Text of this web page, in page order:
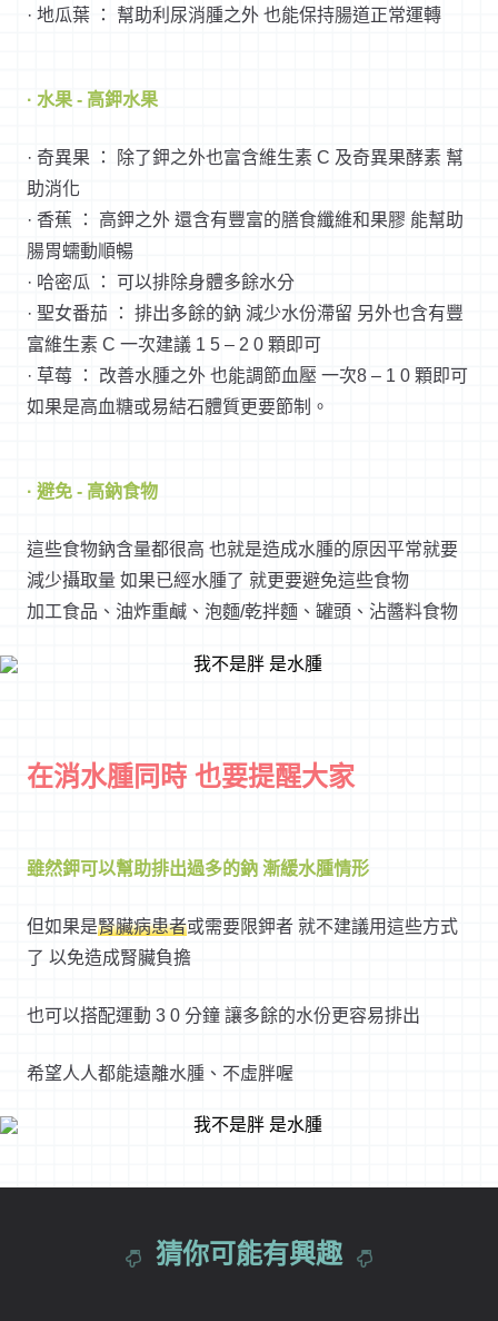
· 地瓜葉 ： 幫助利尿消腫之外 也能保持腸道正常運轉
· 水果 - 高鉀水果
· 奇異果 ： 除了鉀之外也富含維生素 C 及奇異果酵素 幫
助消化
· 香蕉 ： 高鉀之外 還含有豐富的膳食纖維和果膠 能幫助
腸胃蠕動順暢
· 哈密瓜 ： 可以排除身體多餘水分
· 聖女番茄 ： 排出多餘的鈉 減少水份滯留 另外也含有豐
富維生素 C 一次建議 1 5 – 2 0 顆即可
· 草莓 ： 改善水腫之外 也能調節血壓 一次8 – 1 0 顆即可
如果是高血糖或易結石體質更要節制。
· 避免 - 高鈉食物
這些食物鈉含量都很高 也就是造成水腫的原因平常就要
減少攝取量 如果已經水腫了 就更要避免這些食物
加工食品、油炸重鹹、泡麵/乾拌麵、罐頭、沾醬料食物
在消水腫同時 也要提醒大家
雖然鉀可以幫助排出過多的鈉 漸緩水腫情形
但如果是腎臟病患者或需要限鉀者 就不建議用這些方式
了 以免造成腎臟負擔
也可以搭配運動 3 0 分鐘 讓多餘的水份更容易排出
希望人人都能遠離水腫、不虛胖喔
猜你可能有興趣